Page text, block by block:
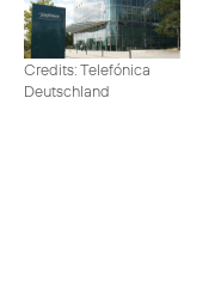
Credits: Telefónica
Deutschland